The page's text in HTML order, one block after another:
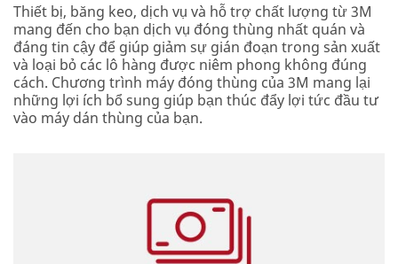
Thiết bị, băng keo, dịch vụ và hỗ trợ chất lượng từ 3M
mang đến cho bạn dịch vụ đóng thùng nhất quán và
đáng tin cậy để giúp giảm sự gián đoạn trong sản xuất
và loại bỏ các lô hàng được niêm phong không đúng
cách. Chương trình máy đóng thùng của 3M mang lại
những lợi ích bổ sung giúp bạn thúc đẩy lợi tức đầu tư
vào máy dán thùng của bạn.